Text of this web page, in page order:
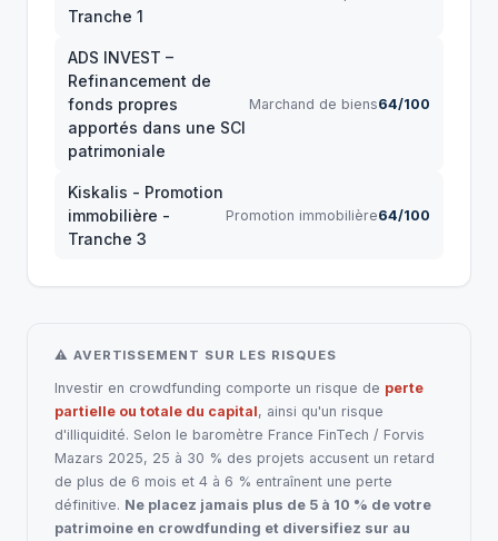
Tranche 1
ADS INVEST –
Refinancement de
fonds propres
apportés dans une SCI
patrimoniale
Marchand de biens64/100
Kiskalis - Promotion
immobilière -
Tranche 3
Promotion immobilière64/100
⚠ AVERTISSEMENT SUR LES RISQUES
Investir en crowdfunding comporte un risque de perte
partielle ou totale du capital, ainsi qu'un risque
d'illiquidité. Selon le baromètre France FinTech / Forvis
Mazars 2025, 25 à 30 % des projets accusent un retard
de plus de 6 mois et 4 à 6 % entraînent une perte
définitive. Ne placez jamais plus de 5 à 10 % de votre
patrimoine en crowdfunding et diversifiez sur au